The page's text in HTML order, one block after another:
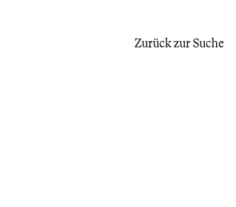
Zurück zur Suche